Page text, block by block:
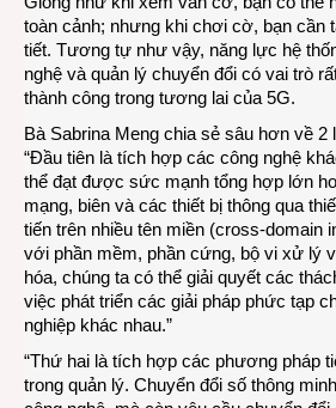
toàn cảnh; nhưng khi chơi cờ, bạn cần
tiết. Tương tự như vậy, năng lực hệ
nghệ và quản lý chuyển đổi có vai trò
thành công trong tương lai của 5G.
Bà Sabrina Meng chia sẻ sâu hơn về 2
“Đầu tiên là tích hợp các công nghệ
thể đạt được sức mạnh tổng hợp lớn
mạng, biên và các thiết bị thông qua
tiến trên nhiều tên miền (cross-domain
với phần mềm, phần cứng, bộ vi xử lý
hóa, chúng ta có thể giải quyết các
việc phát triển các giải pháp phức tạp
nghiệp khác nhau.”
“Thứ hai là tích hợp các phương pháp
trong quản lý. Chuyển đổi số thông